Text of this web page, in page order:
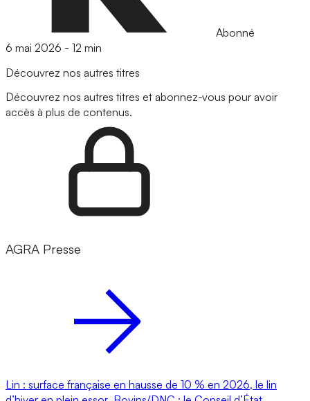
Abonné
6 mai 2026 - 12 min
Découvrez nos autres titres
Découvrez nos autres titres et abonnez-vous pour avoir
accès à plus de contenus.
AGRA Presse
Lin : surface française en hausse de 10 % en 2026, le lin